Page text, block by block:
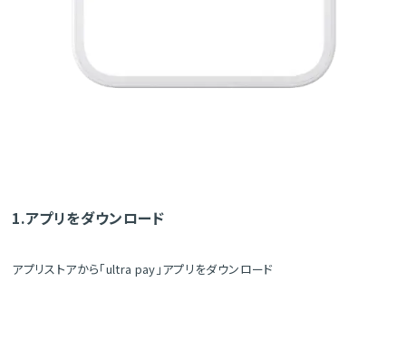
1.アプリをダウンロード
アプリストアから「ultra pay」アプリをダウンロード